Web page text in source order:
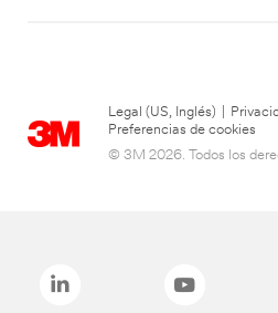
Legal (US, Inglés)
Preferencias de cookies
© 3M 2026. Todos los